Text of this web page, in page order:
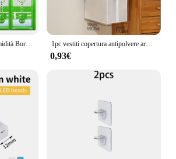
10PCS Assorbitore di Umidità Borsa Appesa Antimuffa Guardaroba Borse Antiumidità Sacchetto Asciutto Deumidificazione per Armadio Essiccante Interno 1pc vestiti copertura antipolvere armadio finestra appesa copertura antipolvere copertura per abbigliamento panno copertura per abbigliamento per la casa borsa per vestiti appesa
0,93€